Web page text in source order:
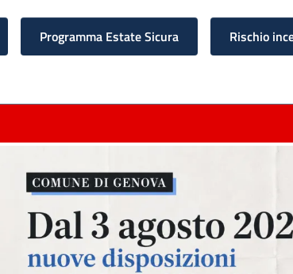
Programma Estate Sicura Rischio